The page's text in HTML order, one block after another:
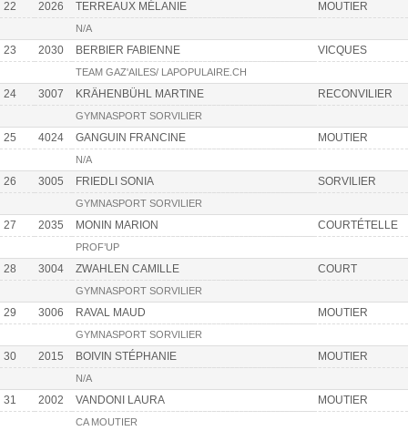
22 2026 TERREAUX MÉLANIE MOUTIER
N/A
23 2030 BERBIER FABIENNE VICQUES
TEAM GAZ'AILES/ LAPOPULAIRE.CH
24 3007 KRÄHENBÜHL MARTINE RECONVILIER
GYMNASPORT SORVILIER
25 4024 GANGUIN FRANCINE MOUTIER
N/A
26 3005 FRIEDLI SONIA SORVILIER
GYMNASPORT SORVILIER
27 2035 MONIN MARION COURTÉTELLE
PROF’UP
28 3004 ZWAHLEN CAMILLE COURT
GYMNASPORT SORVILIER
29 3006 RAVAL MAUD MOUTIER
GYMNASPORT SORVILIER
30 2015 BOIVIN STÉPHANIE MOUTIER
N/A
31 2002 VANDONI LAURA MOUTIER
CA MOUTIER